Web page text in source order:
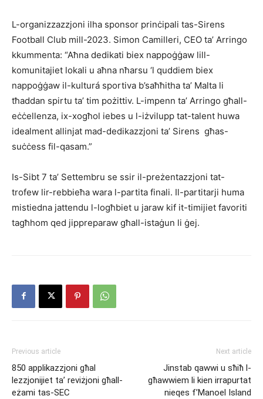
L-organizzazzjoni ilha sponsor prinċipali tas-Sirens
Football Club mill-2023. Simon Camilleri, CEO ta’ Arringo
kkummenta: “Aħna dedikati biex nappoġġaw lill-
komunitajiet lokali u aħna nħarsu ‘l quddiem biex
nappoġġaw il-kulturá sportiva b’saħħitha ta’ Malta li
tħaddan spirtu ta’ tim pożittiv. L-impenn ta’ Arringo għall-
eċċellenza, ix-xogħol iebes u l-iżvilupp tat-talent huwa
idealment allinjat mad-dedikazzjoni ta’ Sirens għas-
suċċess fil-qasam.”
Is-Sibt 7 ta’ Settembru se ssir il-preżentazzjoni tat-
trofew lir-rebbieħa wara l-partita finali. Il-partitarji huma
mistiedna jattendu l-logħbiet u jaraw kif it-timijiet favoriti
tagħhom qed jippreparaw għall-istaġun li ġej.
Previous article
850 applikazzjoni għal
lezzjonijiet ta’ reviżjoni għall-
eżami tas-SEC
Next article
Jinstab qawwi u sħiħ l-
għawwiem li kien irrapurtat
nieqes f’Manoel Island